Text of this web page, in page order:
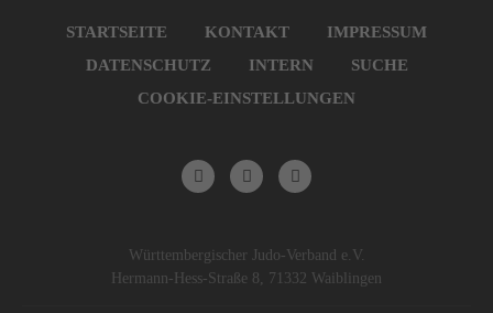
überspringenSTARTSEITE KONTAKT
IMPRESSUM
DATENSCHUTZ
INTERN
SUCHE
COOKIE-EINSTELLUNGEN
Württembergischer Judo-Verband e.V.
Hermann-Hess-Straße 8, 71332 Waiblingen